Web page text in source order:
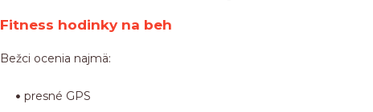
Fitness hodinky na beh
Bežci ocenia najmä:
presné GPS